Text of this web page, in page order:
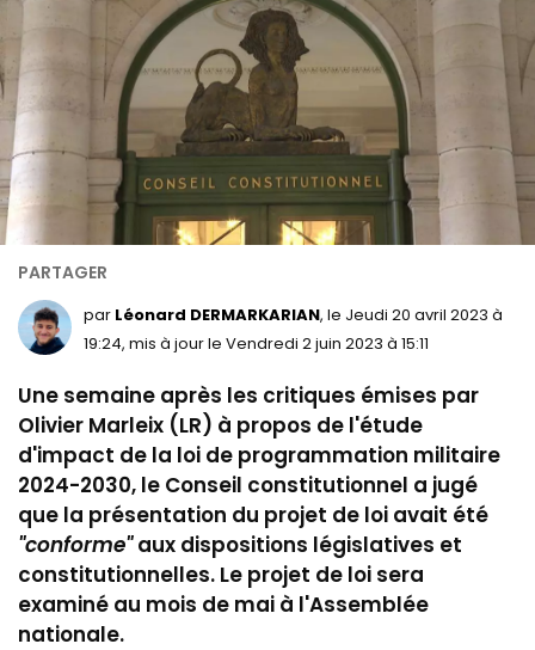
par Léonard DERMARKARIAN, le Jeudi 20 avril 2023 à
19:24, mis à jour le Vendredi 2 juin 2023 à 15:11
Une semaine après les critiques émises par
Olivier Marleix (LR) à propos de l'étude
d'impact de la loi de programmation militaire
2024-2030, le Conseil constitutionnel a jugé
que la présentation du projet de loi avait été
"conforme"aux dispositions législatives et
constitutionnelles. Le projet de loi sera
examiné au mois de mai à l'Assemblée
nationale.